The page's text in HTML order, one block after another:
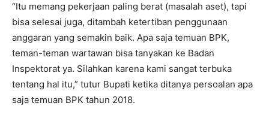
“Itu memang pekerjaan paling berat (masalah aset), tapi
bisa selesai juga, ditambah ketertiban penggunaan
anggaran yang semakin baik. Apa saja temuan BPK,
teman-teman wartawan bisa tanyakan ke Badan
Inspektorat ya. Silahkan karena kami sangat terbuka
tentang hal itu,” tutur Bupati ketika ditanya persoalan apa
saja temuan BPK tahun 2018.